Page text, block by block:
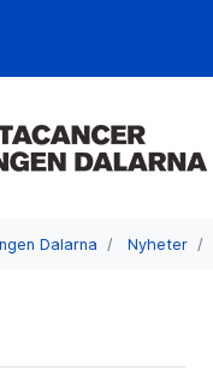
Dalarna Nyheter